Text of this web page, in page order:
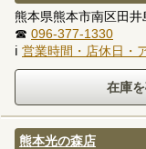
熊本県熊本市南区田
☎ 096-377-1330
ℹ 営業時間・店休日・
熊本光の森店